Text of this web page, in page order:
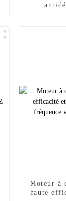
Moteur à
haute